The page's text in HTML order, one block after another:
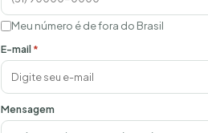
Meu número é de fora do Brasil
E-mail *
Mensagem